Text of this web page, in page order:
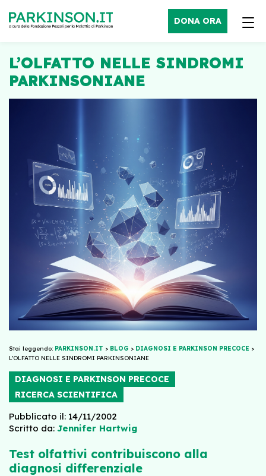
DONA ORA
L’OLFATTO NELLE SINDROMI
PARKINSONIANE
Stai leggendo: PARKINSON.IT > BLOG > DIAGNOSI E PARKINSON PRECOCE >
L’OLFATTO NELLE SINDROMI PARKINSONIANE
DIAGNOSI E PARKINSON PRECOCE
RICERCA SCIENTIFICA
Pubblicato il: 14/11/2002
Scritto da: Jennifer Hartwig
Test olfattivi contribuiscono alla
diagnosi differenziale